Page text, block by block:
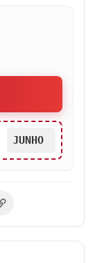
JUNHO